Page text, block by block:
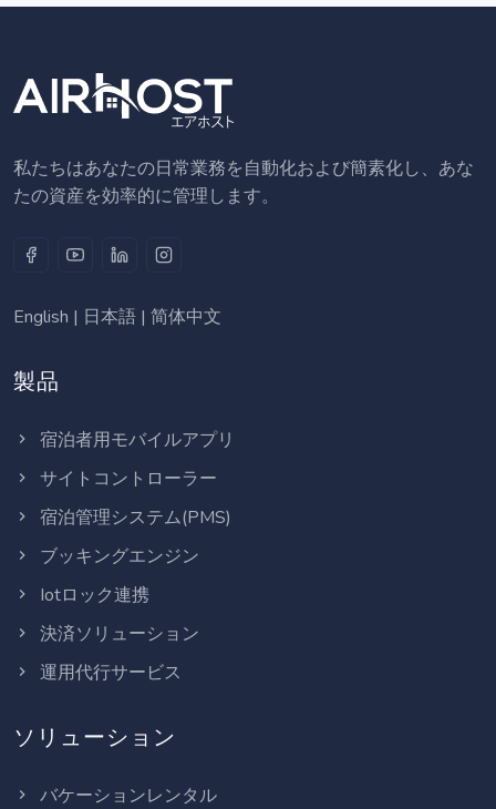
私たちはあなたの日常業務を自動化および簡素化し、あな
たの資産を効率的に管理します。
English | 日本語 | 简体中文
製品
宿泊者用モバイルアプリ
サイトコントローラー
宿泊管理システム(PMS)
ブッキングエンジン
Iotロック連携
決済ソリューション
運用代行サービス
ソリューション
バケーションレンタル